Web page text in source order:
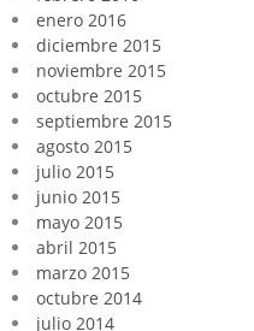
enero 2016
diciembre 2015
noviembre 2015
octubre 2015
septiembre 2015
agosto 2015
julio 2015
junio 2015
mayo 2015
abril 2015
marzo 2015
octubre 2014
julio 2014